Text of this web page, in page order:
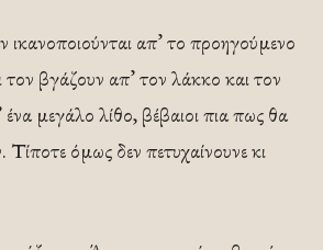
ικανοποιούνται απ’ το προηγούμενο
τον βγάζουν απ’ τον λάκκο και τον
μεγάλο λίθο, βέβαιοι πια πως θα
όμως δεν πετυχαίνουνε κι